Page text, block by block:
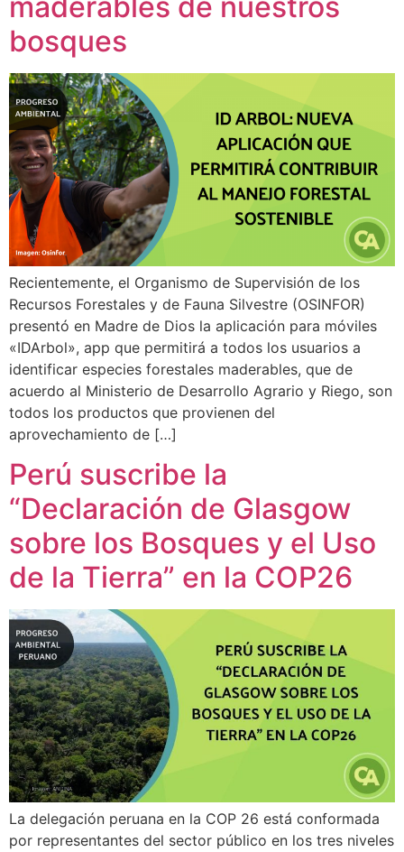
bosques
Recientemente, el Organismo de Supervisión de los
Recursos Forestales y de Fauna Silvestre (OSINFOR)
presentó en Madre de Dios la aplicación para móviles
«IDArbol», app que permitirá a todos los usuarios a
identificar especies forestales maderables, que de
acuerdo al Ministerio de Desarrollo Agrario y Riego, son
todos los productos que provienen del
aprovechamiento de […]
Perú suscribe la
“Declaración de Glasgow
sobre los Bosques y el Uso
de la Tierra” en la COP26
La delegación peruana en la COP 26 está conformada
por representantes del sector público en los tres niveles